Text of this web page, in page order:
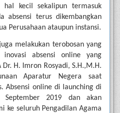
hal kecil sekalipun termasuk
absensi terus dikembangkan
Perusahaan ataupun instansi.
melakukan terobosan yang
inovasi absensi online yang
H. Imron Rosyadi, S.H.,M.H.
Aparatur Negera saat
Absensi online di launching di
2019 dan akan
ke seluruh Pengadilan Agama